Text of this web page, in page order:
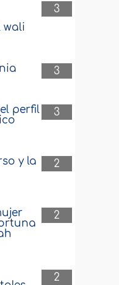
3
wali
3
3
perfil
2
y la
2
2